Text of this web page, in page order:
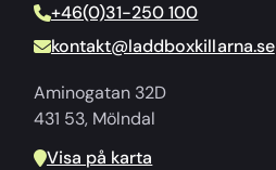
+46(0)31-250 100
kontakt@laddboxkillarna.se
Aminogatan 32D
431 53, Mölndal
Visa på karta